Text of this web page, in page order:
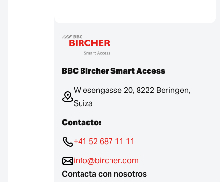
BBC Bircher Smart Access
Wiesengasse 20, 8222 Beringen,
Suiza
Contacto:
+41 52 687 11 11
info@bircher.com
Contacta con nosotros